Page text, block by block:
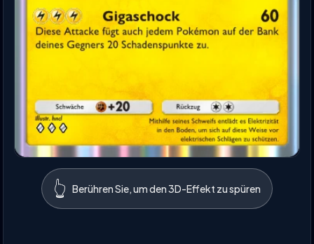
👆 Berühren Sie, um den 3D-Effekt zu spüren